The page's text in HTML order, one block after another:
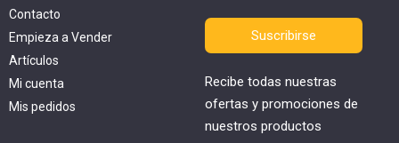
Contacto
Empieza a Vender
Artículos
Mi cuenta
Mis pedidos
Suscribirse
Recibe todas nuestras
ofertas y promociones de
nuestros productos